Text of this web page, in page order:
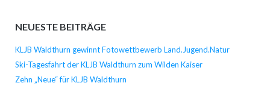
NEUESTE BEITRÄGE
KLJB Waldthurn gewinnt Fotowettbewerb Land.Jugend.Natur
Ski-Tagesfahrt der KLJB Waldthurn zum Wilden Kaiser
Zehn „Neue“ für KLJB Waldthurn